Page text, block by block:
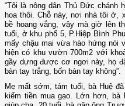
“Tôi là nông dân Thủ Đức chánh
hoa thôi. Chỗ này, nơi nhà tôi ở,
bề hoang vắng, vậy mà giờ lên
tuổi, ở khu phố 5, P.Hiệp Bình
mấy chậu mai vừa hào hứng nói
hiện có khu vườn 700m2 với
gầy dựng được cơ ngơi này, họ
bàn tay trắng, bốn bàn tay không”.
Mẹ mất sớm, tám tuổi, bà Huệ
kiếm tiền mua gạo. Lớn hơn, bà